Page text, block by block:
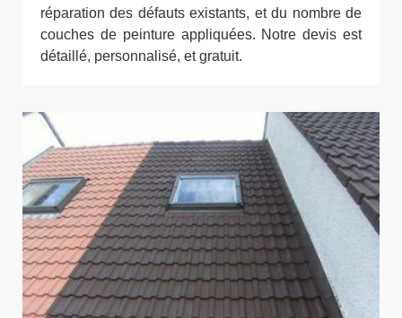
réparation des défauts existants, et du nombre de
couches de peinture appliquées. Notre devis est
détaillé, personnalisé, et gratuit.